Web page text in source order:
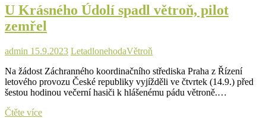
U Krásného Údolí spadl větroň, pilot
zemřel
admin 15.9.2023 LetadlonehodaVětroň
Na žádost Záchranného koordinačního střediska Praha z Řízení
letového provozu České republiky vyjížděli ve čtvrtek (14.9.) před
šestou hodinou večerní hasiči k hlášenému pádu větroně.…
Čtěte víceU